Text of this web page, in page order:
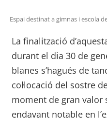
Espai destinat a gimnas i escola
La finalització
durant el dia 30 de
blanes s’hagués de
col·locació del sostre
moment de gran valor
endavant notable en